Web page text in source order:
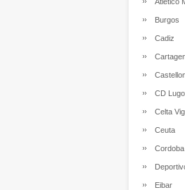
Burgos
Cadiz
CD Lugo
Celta
Ceuta
Cordoba
Eibar